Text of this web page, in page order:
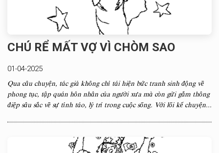
CHÚ RỂ MẤT VỢ VÌ CHÒM SAO
01-04-2025
Qua câu chuyện, tác giả không chỉ tái hiện bức tranh sinh động về
phong tục, tập quán hôn nhân của người xưa mà còn gửi gắm thông
điệp sâu sắc về sự tỉnh táo, lý trí trong cuộc sống. Với lối kể chuyện...